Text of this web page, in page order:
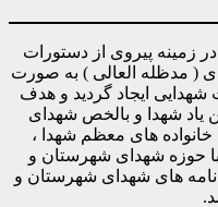
رسانه کمیل مدیا در بهمن ماه 1401 در زمینه پیروی از دستورات
( مدظله العالی ) به صورت
شهدایی ایجاد گردید و هدف
یاد شهدا و بالخص شهدای
های معظم شهدا ،
حوزه شهدای شهرستان و
های شهدای شهرستان و